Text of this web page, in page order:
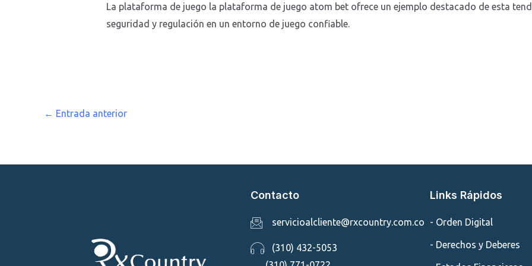
La plataforma de juego la plataforma de juego atom bet ofrece un ejemplo destacado de esta
seguridad y regulación en un entorno de juego confiable.
← Entrada anterior
Contacto
servicioalcliente@rxcountry.com.co
(310) 432-5053
Links Rápidos
- Orden Digital
- Derechos y Deberes